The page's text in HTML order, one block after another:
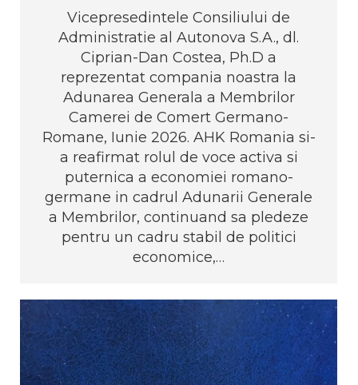
Vicepresedintele Consiliului de
Administratie al Autonova S.A., dl.
Ciprian-Dan Costea, Ph.D a
reprezentat compania noastra la
Adunarea Generala a Membrilor
Camerei de Comert Germano-
Romane, Iunie 2026. AHK Romania si-
a reafirmat rolul de voce activa si
puternica a economiei romano-
germane in cadrul Adunarii Generale
a Membrilor, continuand sa pledeze
pentru un cadru stabil de politici
economice,…